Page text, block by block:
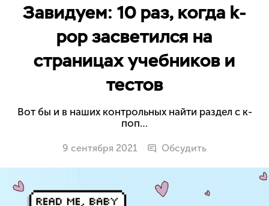
Завидуем: 10 раз, когда k-
pop засветился на
страницах учебников и
тестов
Вот бы и в наших контрольных найти раздел с к-
поп…
9 сентября 2021 Обсудить